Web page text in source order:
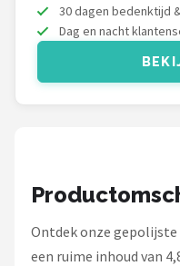
Braun
Bartscher
KitchenBrothers
Philips
30 dagen bedenktijd
Dag en nacht
Ontdek onze
een ruime inhoud van